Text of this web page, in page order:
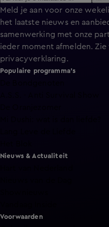
Meld je aan voor onze
het laatste nieuws en
samenwerking met onze
ieder moment afmelden.
privacyverklaring.
Populaire programma's
Nieuws & Actualiteit
Voorwaarden